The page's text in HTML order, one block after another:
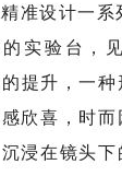
准设计一系
实验台，
提升，一
欣喜，时
浸在镜头